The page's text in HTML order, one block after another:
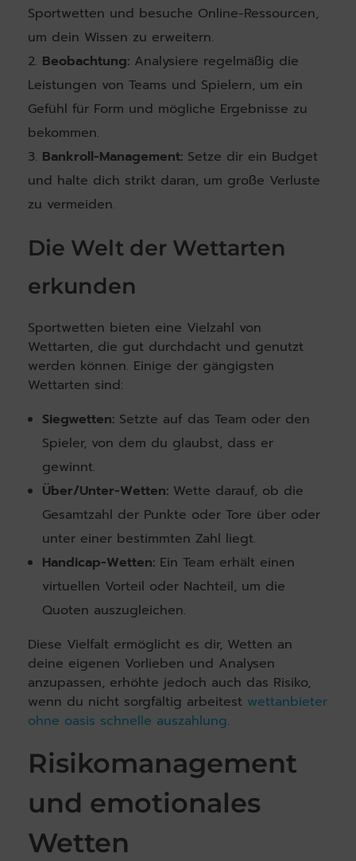
Sportwetten und besuche Online-Ressourcen,
um dein Wissen zu erweitern.
Beobachtung: Analysiere regelmäßig die
Leistungen von Teams und Spielern, um ein
Gefühl für Form und mögliche Ergebnisse zu
bekommen.
Bankroll-Management: Setze dir ein Budget
und halte dich strikt daran, um große Verluste
zu vermeiden.
Die Welt der Wettarten
erkunden
Sportwetten bieten eine Vielzahl von
Wettarten, die gut durchdacht und genutzt
werden können. Einige der gängigsten
Wettarten sind:
Siegwetten:Setzte auf das Team oder den
Spieler, von dem du glaubst, dass er
gewinnt.
Über/Unter-Wetten:Wette darauf, ob die
Gesamtzahl der Punkte oder Tore über oder
unter einer bestimmten Zahl liegt.
Handicap-Wetten:Ein Team erhält einen
virtuellen Vorteil oder Nachteil, um die
Quoten auszugleichen.
Diese Vielfalt ermöglicht es dir, Wetten an
deine eigenen Vorlieben und Analysen
anzupassen, erhöhte jedoch auch das Risiko,
wenn du nicht sorgfältig arbeitest wettanbieter
ohne oasis schnelle auszahlung.
Risikomanagement
und emotionales
Wetten